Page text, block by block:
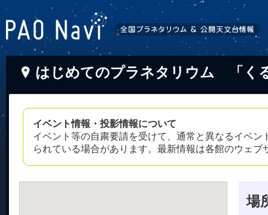
はじめてのプラネタリウム 「く
イベント情報・投影情報について
イベント等の自粛要請を受けて、通常と異なるイベ
られている場合があります。最新情報は各館のウェ
場